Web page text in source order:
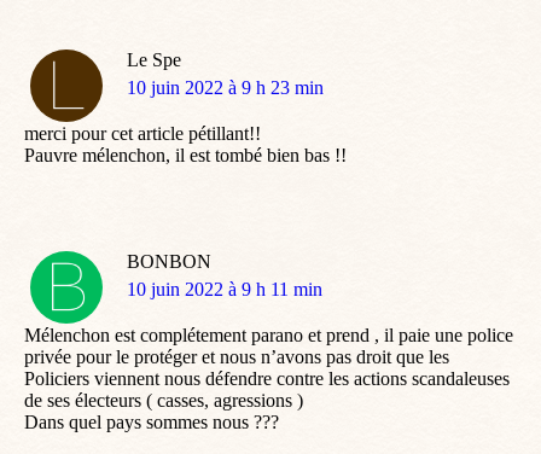
Le Spe
dit
10 juin 2022 à 9 h 23 min
merci pour cet article pétillant!!
Pauvre mélenchon, il est tombé bien bas !!
BONBON
dit
10 juin 2022 à 9 h 11 min
Mélenchon est complétement parano et prend , il paie une police
privée pour le protéger et nous n’avons pas droit que les
Policiers viennent nous défendre contre les actions scandaleuses
de ses électeurs ( casses, agressions )
Dans quel pays sommes nous ???